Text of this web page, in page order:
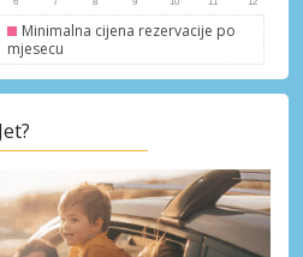
Minimalna cijena rezervacije po
mjesecu